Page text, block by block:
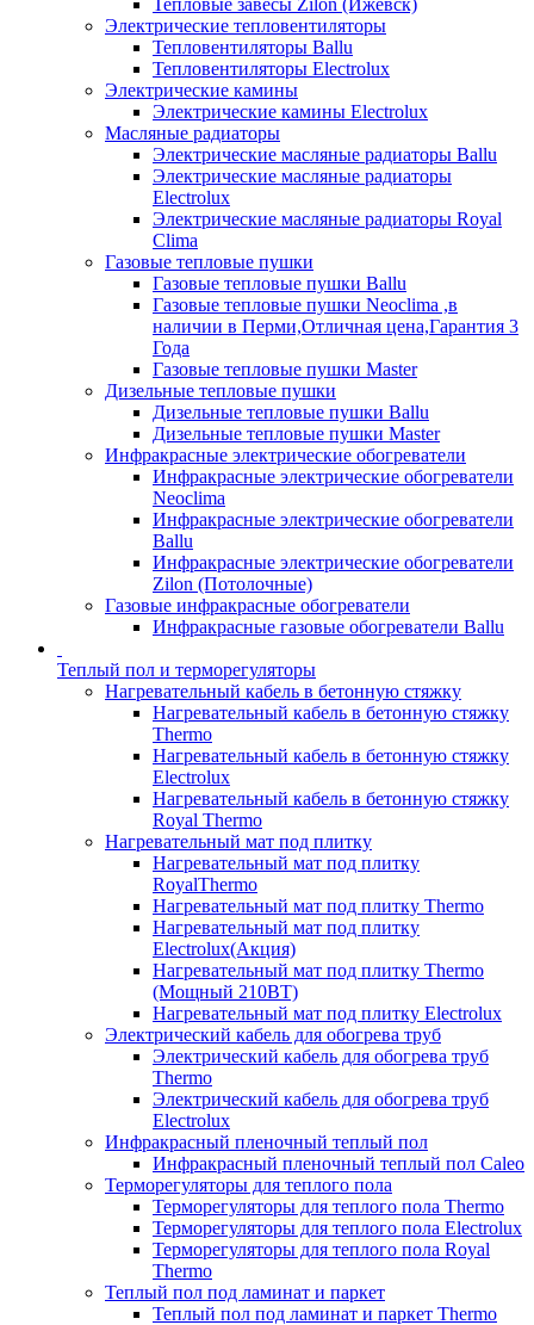
Тепловые завесы Zilon (Ижевск)
Электрические тепловентиляторы
Тепловентиляторы Ballu
Тепловентиляторы Electrolux
Электрические камины
Электрические камины Electrolux
Масляные радиаторы
Электрические масляные радиаторы Ballu
Электрические масляные радиаторы
Electrolux
Электрические масляные радиаторы Royal
Clima
Газовые тепловые пушки
Газовые тепловые пушки Ballu
Газовые тепловые пушки Neoclima ,в
наличии в Перми,Отличная цена,Гарантия 3
Года
Газовые тепловые пушки Master
Дизельные тепловые пушки
Дизельные тепловые пушки Ballu
Дизельные тепловые пушки Master
Инфракрасные электрические обогреватели
Инфракрасные электрические обогреватели
Neoclima
Инфракрасные электрические обогреватели
Ballu
Инфракрасные электрические обогреватели
Zilon (Потолочные)
Газовые инфракрасные обогреватели
Инфракрасные газовые обогреватели Ballu
Теплый пол и терморегуляторы
Нагревательный кабель в бетонную стяжку
Нагревательный кабель в бетонную стяжку
Thermo
Нагревательный кабель в бетонную стяжку
Electrolux
Нагревательный кабель в бетонную стяжку
Royal Thermo
Нагревательный мат под плитку
Нагревательный мат под плитку
RoyalThermo
Нагревательный мат под плитку Thermo
Нагревательный мат под плитку
Electrolux(Акция)
Нагревательный мат под плитку Thermo
(Мощный 210ВТ)
Нагревательный мат под плитку Electrolux
Электрический кабель для обогрева труб
Электрический кабель для обогрева труб
Thermo
Электрический кабель для обогрева труб
Electrolux
Инфракрасный пленочный теплый пол
Инфракрасный пленочный теплый пол Caleo
Терморегуляторы для теплого пола
Терморегуляторы для теплого пола Thermo
Терморегуляторы для теплого пола Electrolux
Терморегуляторы для теплого пола Royal
Thermo
Теплый пол под ламинат и паркет
Теплый пол под ламинат и паркет Thermo